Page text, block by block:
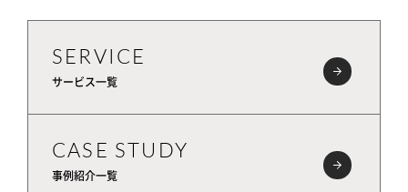
SERVICE
サービス一覧
CASE STUDY
事例紹介一覧